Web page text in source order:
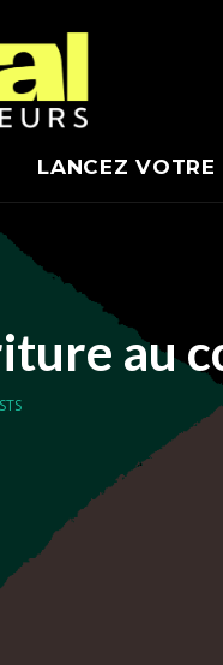
LANCEZ VOTRE